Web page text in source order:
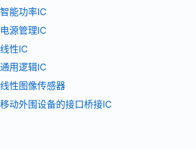
智能功率IC
电源管理IC
线性IC
通用逻辑IC
线性图像传感器
移动外围设备的接口桥接IC